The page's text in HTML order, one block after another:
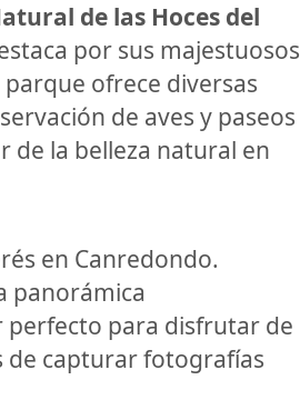
de las Hoces del
por sus majestuosos
ofrece diversas
de aves y paseos
de la belleza natural en
en Canredondo.
panorámica
perfecto para disfrutar de
de capturar fotografías